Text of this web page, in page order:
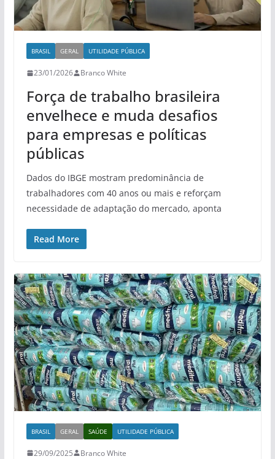
BRASIL GERAL UTILIDADE PÚBLICA
23/01/2026 Branco White
Força de trabalho brasileira
envelhece e muda desafios
para empresas e políticas
públicas
Dados do IBGE mostram predominância de
trabalhadores com 40 anos ou mais e reforçam
necessidade de adaptação do mercado, aponta
Read More
BRASIL GERAL SAÚDE UTILIDADE PÚBLICA
29/09/2025 Branco White